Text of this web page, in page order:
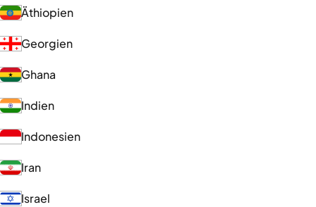
Äthiopien
Georgien
Ghana
Indien
Indonesien
Iran
Israel